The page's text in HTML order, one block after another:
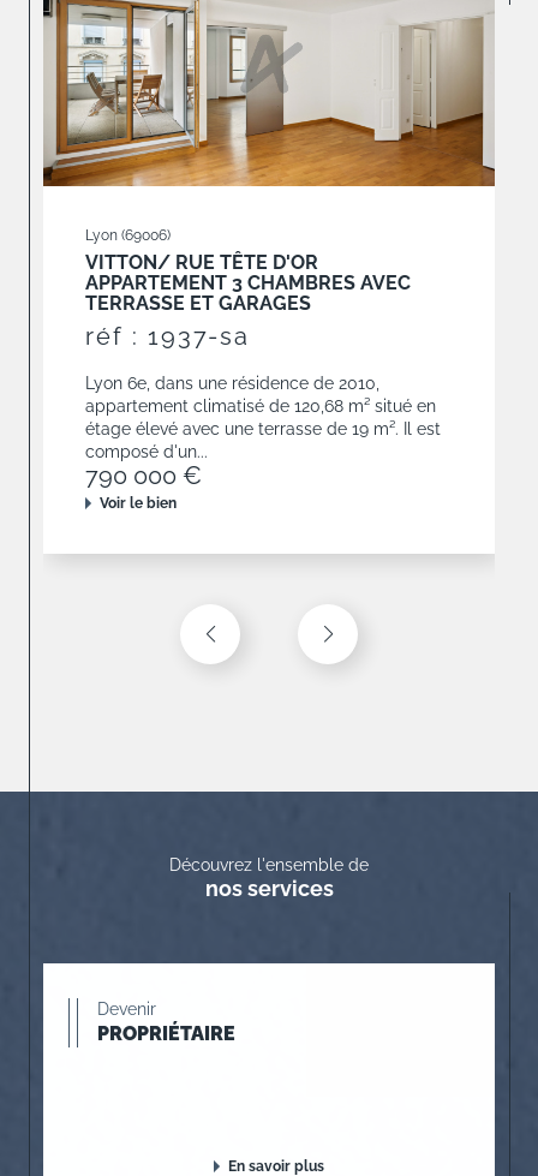
Lyon (69006)
VITTON/ RUE TÊTE D'OR
APPARTEMENT 3 CHAMBRES AVEC
TERRASSE ET GARAGES
réf : 1937-sa
Lyon 6e, dans une résidence de 2010,
appartement climatisé de 120,68 m² situé en
étage élevé avec une terrasse de 19 m². Il est
composé d'un...
790 000 €
Voir le bien
Découvrez l'ensemble de
nos services
Devenir
PROPRIÉTAIRE
En savoir plus